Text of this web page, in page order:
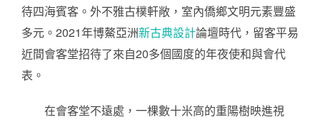
待四海賓客。外不雅古樸軒敞，室內僑鄉文明元素豐盛
多元。2021年博鰲亞洲新古典設計論壇時代，留客平易
近間會客堂招待了來自20多個國度的年夜使和與會代
表。
在會客堂不遠處，一棵數十米高的重陽樹映進視